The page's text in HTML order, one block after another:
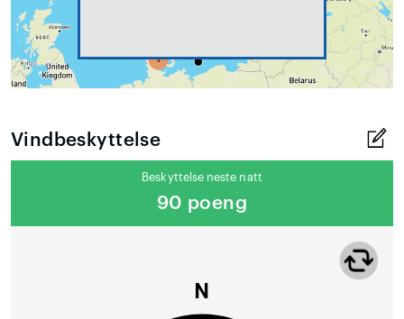
Vindbeskyttelse
Beskyttelse neste natt
90 poeng
N